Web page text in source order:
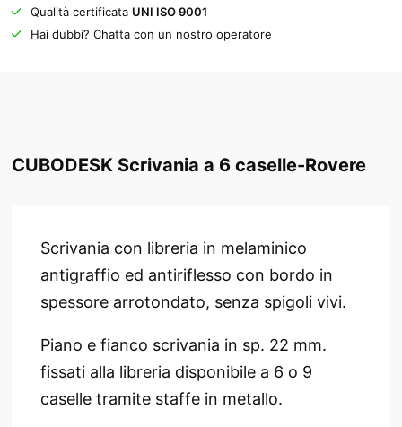
Qualità certificata UNI ISO 9001
Hai dubbi? Chatta con un nostro operatore
CUBODESK Scrivania a 6 caselle-Rovere
Scrivania con libreria in melaminico
antigraffio ed antiriflesso con bordo in
spessore arrotondato, senza spigoli vivi.
Piano e fianco scrivania in sp. 22 mm.
fissati alla libreria disponibile a 6 o 9
caselle tramite staffe in metallo.